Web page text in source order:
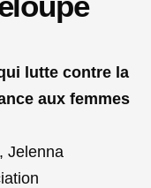
lutte contre la
aux femmes
, Jelenna